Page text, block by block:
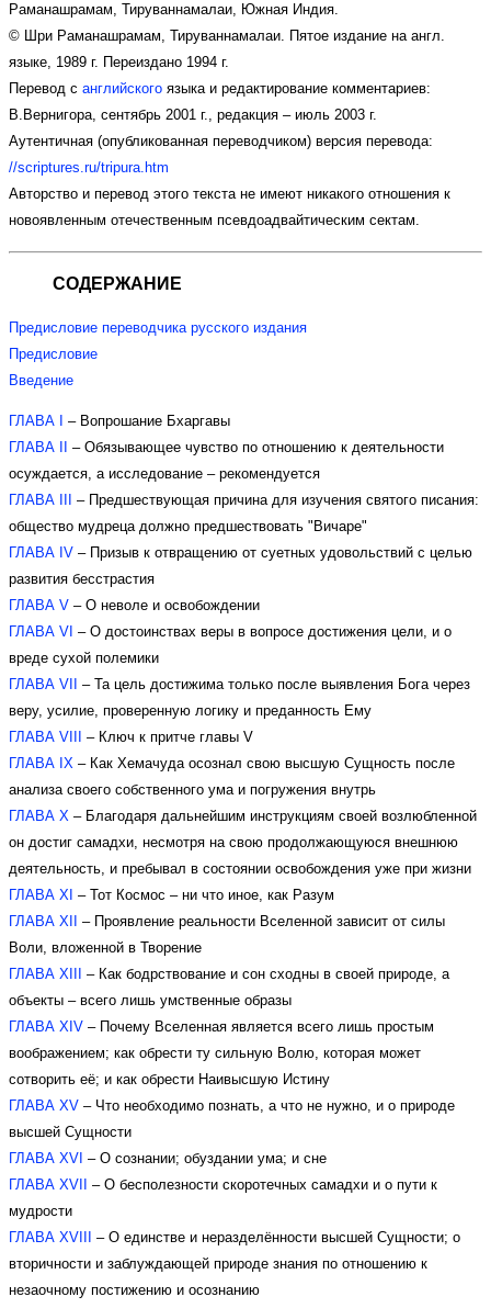
Раманашрамам, Тируваннамалаи, Южная Индия.
© Шри Раманашрамам, Тируваннамалаи. Пятое издание на англ.
языке, 1989 г. Переиздано 1994 г.
Перевод с английского языка и редактирование комментариев:
В.Вернигора, сентябрь 2001 г., редакция – июль 2003 г.
Аутентичная (опубликованная переводчиком) версия перевода:
//scriptures.ru/tripura.htm
Авторство и перевод этого текста не имеют никакого отношения к
новоявленным отечественным псевдоадвайтическим сектам.
СОДЕРЖАНИЕ
Предисловие переводчика русского издания
Предисловие
Введение
ГЛАВА I
– Вопрошание Бхаргавы
ГЛАВА II
– Обязывающее чувство по отношению к деятельности
осуждается, а исследование – рекомендуется
ГЛАВА III
– Предшествующая причина для изучения святого писания:
общество мудреца должно предшествовать "Вичаре"
ГЛАВА IV – Призыв к отвращению от суетных удовольствий с целью
развития бесстрастия
ГЛАВА V – О неволе и освобождении
ГЛАВА VI – О достоинствах веры в вопросе достижения цели, и о
вреде сухой полемики
ГЛАВА VII
– Та цель достижима только после выявления Бога через
веру, усилие, проверенную логику и преданность Ему
ГЛАВА VIII
– Ключ к притче главы V
ГЛАВА IX – Как Хемачуда осознал свою высшую Сущность после
анализа своего собственного ума и погружения внутрь
ГЛАВА X – Благодаря дальнейшим инструкциям своей возлюбленной
он достиг самадхи, несмотря на свою продолжающуюся внешнюю
деятельность, и пребывал в состоянии освобождения уже при жизни
ГЛАВА XI – Тот Космос – ни что иное, как Разум
ГЛАВА XII
– Проявление реальности Вселенной зависит от силы
Воли, вложенной в Творение
ГЛАВА XIII
– Как бодрствование и сон сходны в своей природе, а
объекты – всего лишь умственные образы
ГЛАВА XIV – Почему Вселенная является всего лишь простым
воображением; как обрести ту сильную Волю, которая может
сотворить её; и как обрести Наивысшую Истину
ГЛАВА XV – Что необходимо познать, а что не нужно, и о природе
высшей Сущности
ГЛАВА XVI – О сознании; обуздании ума; и сне
ГЛАВА XVII
– О бесполезности скоротечных самадхи и о пути к
мудрости
ГЛАВА XVIII
– О единстве и неразделённости высшей Сущности; о
вторичности и заблуждающей природе знания по отношению к
незаочному постижению и осознанию